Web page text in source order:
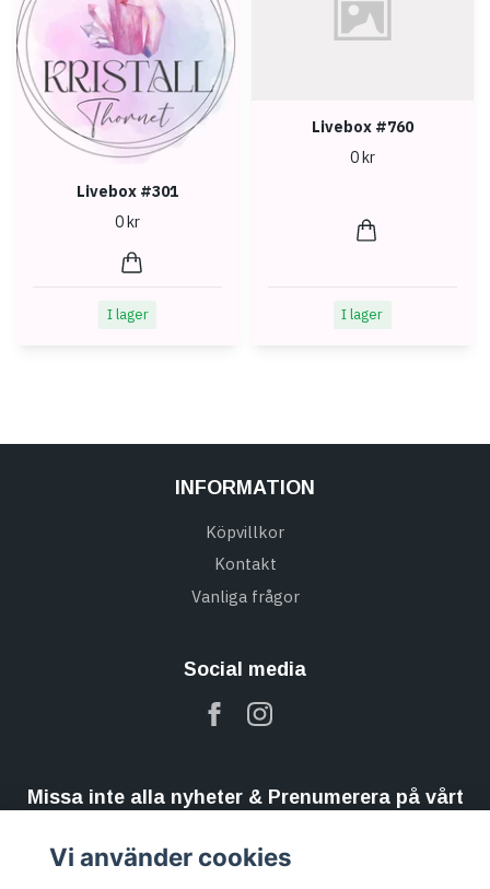
Livebox #301
0 kr
I lager
Livebox #760
0 kr
I lager
INFORMATION
Köpvillkor
Kontakt
Vanliga frågor
Social media
Missa inte alla nyheter & Prenumerera på vårt
Vi använder cookies